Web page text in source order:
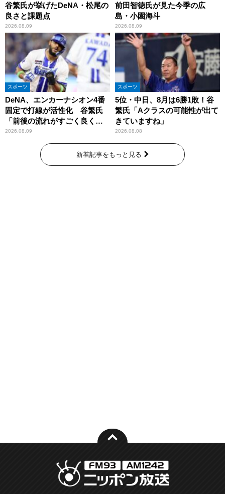
谷繁氏が挙げたDeNA・松尾の
良さと課題点
2026.08.09
前田智徳氏が見た今季の広
島・小園海斗
2026.08.09
スポーツ
DeNA、エンカーナシオン4番
固定で打線が活性化 谷繁氏
「前後の流れがすごく良くな
りましたね」
2026.08.09
スポーツ
5位・中日、8月は6勝1敗！谷
繁氏「Aクラスの可能性が出て
きていますね」
2026.08.08
新着記事をもっと見る